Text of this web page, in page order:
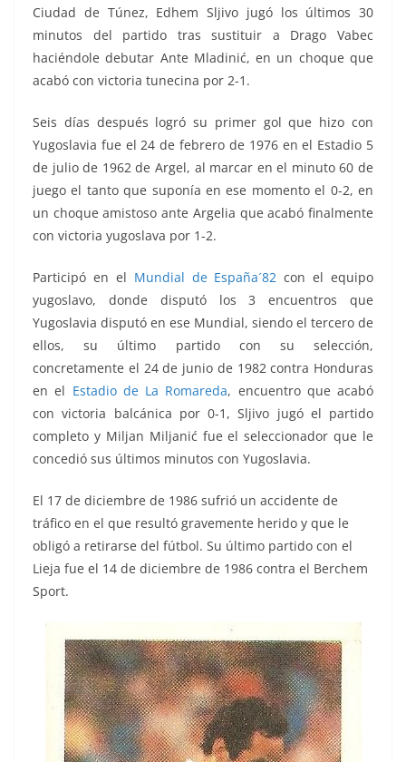
Ciudad de Túnez, Edhem Sljivo jugó los últimos 30
minutos del partido tras sustituir a Drago Vabec
haciéndole debutar Ante Mladinić, en un choque que
acabó con victoria tunecina por 2-1.
Seis días después logró su primer gol que hizo con
Yugoslavia fue el 24 de febrero de 1976 en el Estadio 5
de julio de 1962 de Argel, al marcar en el minuto 60 de
juego el tanto que suponía en ese momento el 0-2, en
un choque amistoso ante Argelia que acabó finalmente
con victoria yugoslava por 1-2.
Participó en el Mundial de España´82 con el equipo
yugoslavo, donde disputó los 3 encuentros que
Yugoslavia disputó en ese Mundial, siendo el tercero de
ellos, su último partido con su selección,
concretamente el 24 de junio de 1982 contra Honduras
en el Estadio de La Romareda, encuentro que acabó
con victoria balcánica por 0-1, Sljivo jugó el partido
completo y Miljan Miljanić fue el seleccionador que le
concedió sus últimos minutos con Yugoslavia.
El 17 de diciembre de 1986 sufrió un accidente de
tráfico en el que resultó gravemente herido y que le
obligó a retirarse del fútbol. Su último partido con el
Lieja fue el 14 de diciembre de 1986 contra el Berchem
Sport.